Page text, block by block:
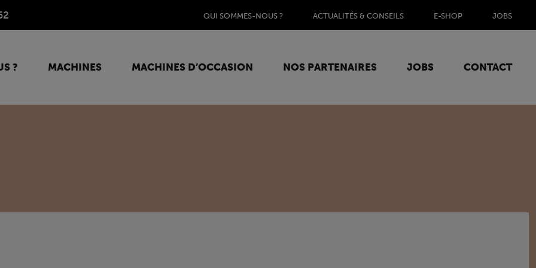
QUI SOMMES-NOUS ? ACTUALITÉS & CONSEILS E-SHOP JOBS
? MACHINES MACHINES D’OCCASION NOS PARTENAIRES JOBS CONTACT